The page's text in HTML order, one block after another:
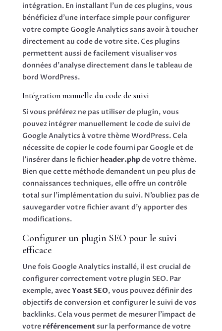
intégration. En installant l’un de ces plugins, vous
bénéficiez d’une interface simple pour configurer
votre compte Google Analytics sans avoir à toucher
directement au code de votre site. Ces plugins
permettent aussi de facilement visualiser vos
données d’analyse directement dans le tableau de
bord WordPress.
Intégration manuelle du code de suivi
Si vous préférez ne pas utiliser de plugin, vous
pouvez intégrer manuellement le code de suivi de
Google Analytics à votre thème WordPress. Cela
nécessite de copier le code fourni par Google et de
l’insérer dans le fichier header.phpde votre thème.
Bien que cette méthode demandent un peu plus de
connaissances techniques, elle offre un contrôle
total sur l’implémentation du suivi. N’oubliez pas de
sauvegarder votre fichier avant d’y apporter des
modifications.
Configurer un plugin SEO pour le suivi
efficace
Une fois Google Analytics installé, il est crucial de
configurer correctement votre plugin SEO. Par
exemple, avecYoast SEO, vous pouvez définir des
objectifs de conversion et configurer le suivi de vos
backlinks. Cela vous permet de mesurer l’impact de
votre référencementsur la performance de votre